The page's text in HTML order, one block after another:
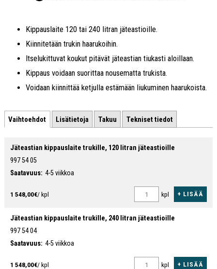
Kippauslaite 120 tai 240 litran jäteastioille.
Kiinnitetään trukin haarukoihin.
Itselukittuvat koukut pitävät jäteastian tiukasti aloillaan.
Kippaus voidaan suorittaa nousematta trukista.
Voidaan kiinnittää ketjulla estämään liukuminen haarukoista.
Vaihtoehdot Lisätietoja Takuu Tekniset tiedot
Jäteastian kippauslaite trukille, 120 litran jäteastioille
997 54 05
Saatavuus: 4-5 viikkoa
1 548,00€/ kpl kpl + LISÄÄ
Jäteastian kippauslaite trukille, 240 litran jäteastioille
997 54 04
Saatavuus: 4-5 viikkoa
1 548,00€/ kpl kpl + LISÄÄ